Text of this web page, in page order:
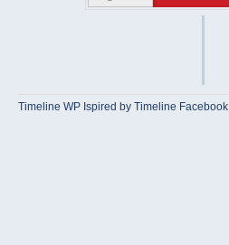
Timeline WP Ispired byTimeline Facebook